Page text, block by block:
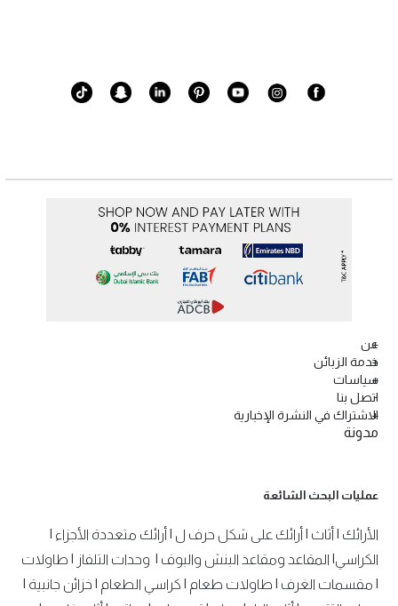
عن
خدمة الزبائن
سياسات
اتصل بنا
الاشتراك في النشرة الإخبارية
مدونة
عمليات البحث الشائعة
الأرائك أثاث أرائك على شكل حرف ل أرائك متعددة الأجزاء
الكراسي المقاعد ومقاعد البنش والبوف وحدات التلفاز
طاولات
مقسمات الغرف طاولات طعام كراسي الطعام خزائن جانبية